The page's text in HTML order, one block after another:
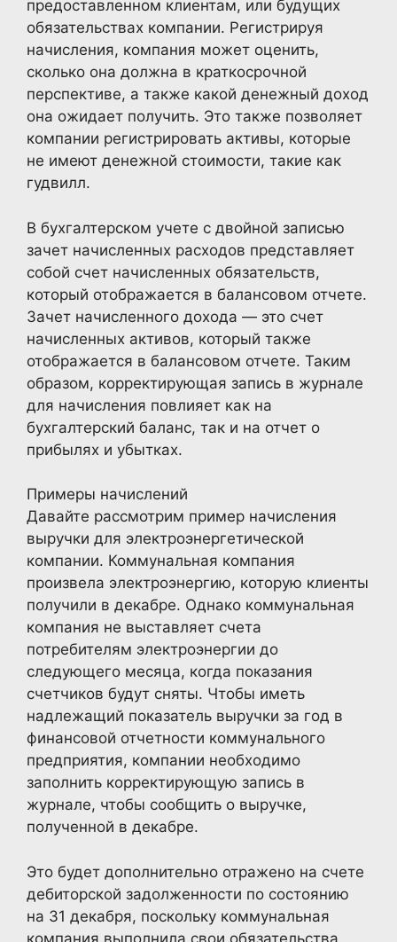
предоставленном клиентам, или будущих
обязательствах компании. Регистрируя
начисления, компания может оценить,
сколько она должна в краткосрочной
перспективе, а также какой денежный доход
она ожидает получить. Это также позволяет
компании регистрировать активы, которые
не имеют денежной стоимости, такие как
гудвилл.
В бухгалтерском учете с двойной записью
зачет начисленных расходов представляет
собой счет начисленных обязательств,
который отображается в балансовом отчете.
Зачет начисленного дохода — это счет
начисленных активов, который также
отображается в балансовом отчете. Таким
образом, корректирующая запись в журнале
для начисления повлияет как на
бухгалтерский баланс, так и на отчет о
прибылях и убытках.
Примеры начислений
Давайте рассмотрим пример начисления
выручки для электроэнергетической
компании. Коммунальная компания
произвела электроэнергию, которую клиенты
получили в декабре. Однако коммунальная
компания не выставляет счета
потребителям электроэнергии до
следующего месяца, когда показания
счетчиков будут сняты. Чтобы иметь
надлежащий показатель выручки за год в
финансовой отчетности коммунального
предприятия, компании необходимо
заполнить корректирующую запись в
журнале, чтобы сообщить о выручке,
полученной в декабре.
Это будет дополнительно отражено на счете
дебиторской задолженности по состоянию
на 31 декабря, поскольку коммунальная
компания выполнила свои обязательства